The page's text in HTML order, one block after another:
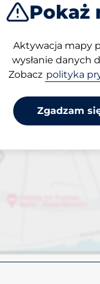
Pokaż
Aktywacja mapy
wysłanie danych
Zobacz polityka
Zgadzam